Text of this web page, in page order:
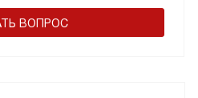
ВОПРОС